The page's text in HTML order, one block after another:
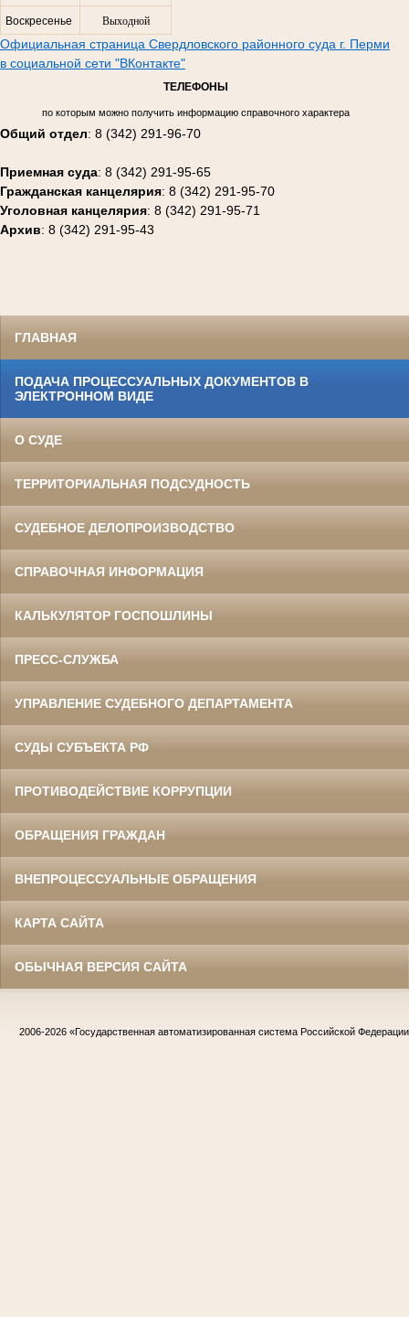
Воскресенье Выходной
Официальная страница Свердловского районного суда г. Перми
в социальной сети "ВКонтакте"
ТЕЛЕФОНЫ
по которым можно получить информацию справочного характера
Общий отдел: 8 (342) 291-96-70
Приемная суда: 8 (342) 291-95-65
Гражданская канцелярия: 8 (342) 291-95-70
Уголовная канцелярия: 8 (342) 291-95-71
Архив: 8 (342) 291-95-43
ГЛАВНАЯ
ПОДАЧА ПРОЦЕССУАЛЬНЫХ ДОКУМЕНТОВ В
ЭЛЕКТРОННОМ ВИДЕ
О СУДЕ
ТЕРРИТОРИАЛЬНАЯ ПОДСУДНОСТЬ
СУДЕБНОЕ ДЕЛОПРОИЗВОДСТВО
СПРАВОЧНАЯ ИНФОРМАЦИЯ
КАЛЬКУЛЯТОР ГОСПОШЛИНЫ
ПРЕСС-СЛУЖБА
УПРАВЛЕНИЕ СУДЕБНОГО ДЕПАРТАМЕНТА
СУДЫ СУБЪЕКТА РФ
ПРОТИВОДЕЙСТВИЕ КОРРУПЦИИ
ОБРАЩЕНИЯ ГРАЖДАН
ВНЕПРОЦЕССУАЛЬНЫЕ ОБРАЩЕНИЯ
КАРТА САЙТА
ОБЫЧНАЯ ВЕРСИЯ САЙТА
2006-2026 «Государственная автоматизированная система Российской